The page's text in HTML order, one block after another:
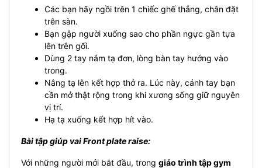
Các bạn hãy ngồi trên 1 chiếc ghế thẳng, chân đặt
trên sàn.
Bạn gập người xuống sao cho phần ngực gần tựa
lên trên gối.
Dùng 2 tay nắm tạ đơn, lòng bàn tay hướng vào
trong.
Nâng tạ lên kết hợp thở ra. Lúc này, cánh tay bạn
cần mở thật rộng trong khi xương sống giữ nguyên
vị trí.
Hạ tạ xuống kết hợp hít vào.
Bài tập giúp vai Front plate raise:
Với những người mới bắt đầu, trong giáo trình tập gym